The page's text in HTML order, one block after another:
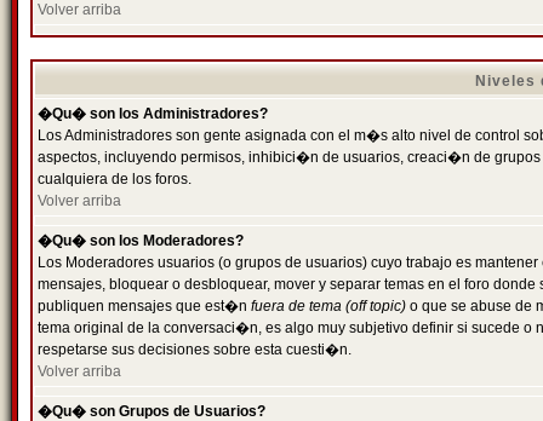
Volver arriba
Niveles
�Qu� son los Administradores?
Los Administradores son gente asignada con el m�s alto nivel de control
aspectos, incluyendo permisos, inhibici�n de usuarios, creaci�n de
cualquiera de los foros.
Volver arriba
�Qu� son los Moderadores?
Los Moderadores usuarios (o grupos de usuarios) cuyo trabajo es
mensajes, bloquear o desbloquear, mover y separar temas en el foro
publiquen mensajes que est�n fuera de tema (off topic) o que se abuse de
tema original de la conversaci�n, es algo muy subjetivo definir si sucede
respetarse sus decisiones sobre esta cuesti�n.
Volver arriba
�Qu� son Grupos de Usuarios?